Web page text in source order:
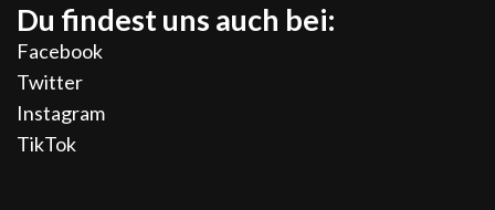
Du findest uns auch bei:
Facebook
Twitter
Instagram
TikTok